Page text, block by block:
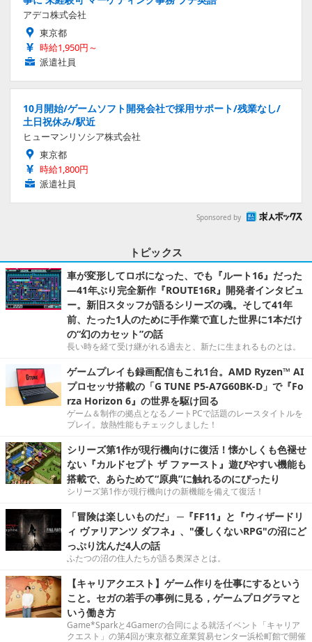
アデコ株式会社
東京都
時給1,950円～
派遣社員
10月開始/ゲームソフト開発会社で採用サポート/残業なし/
土日祝休み/駅近
ヒューマンリソシア株式会社
東京都
時給1,800円
派遣社員
Sponsored by
トピックス
車が変形してロボになった、でも『ルート16』だった
―41年ぶり完全新作『ROUTE16R』開発者インタビュ
ー。新旧スタッフが語るシリーズの魂。そして41年
前、たった1人のために手作業で直した世界に1本だけ
の“幻のカセット”の話
長い時を経て受け継がれる過去と、新たに生まれるものとは。
ゲームプレイも録画配信もこれ1台。AMD Ryzen™ AI
プロセッサ搭載の「G TUNE P5-A7G60BK-D」で『Fo
rza Horizon 6』の世界を駆け回る
ゲーム＆制作の拠点となるノートPCで話題のレースタイトルを
プレイ。放熱性能もチェックしました！
シリーズ第1作が現行機向けに復活！懐かしくも色褪せ
ない『カルドセプト ザ ファースト』遊びやすい機能も
搭載で、あらためて“原典”に触れるのにぴったり
シリーズ第1作が現行機向けの新機能を備えて復活！
「冒険は楽しいものだ」 ─『FF11』と『ウィザードリ
ィ ヴァリアンツ ダフネ』、"優しくないRPG"の沼にど
っぷり沈んだ4人の話
ふたつの沼の住人たちが語る奥深さとは。
【キャリアクエスト】ゲーム作りを仕事にするという
こと。セガの若手の事例に見る，ゲームプログラマと
いう働き方
Game*Sparkと4Gamerの合同による就活イベント「キャリア
クエスト」の第4回が東京都立産業貿易センター浜松町館で開催